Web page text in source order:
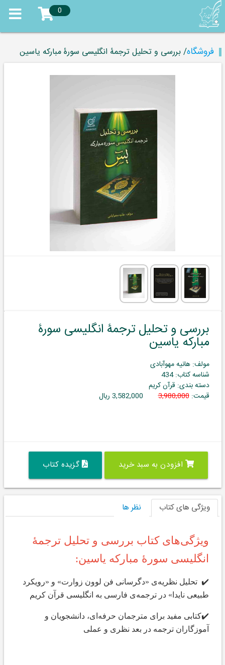
0
فروشگاه/ بررسی و تحلیل ترجمۀ انگلیسی سورۀ مبارکه یاسین
بررسی و تحلیل ترجمۀ انگلیسی سورۀ
مبارکه یاسین
مولف: هانیه مهوآبادی
شناسه کتاب: 434
دسته بندی: قرآن کریم
قیمت:3,980,000 3,582,000 ریال
افزودن به سبد خرید گزیده کتاب
ویژگی های کتاب نظر ها
ویژگی‌های کتاب بررسی و تحلیل ترجمۀ
انگلیسی سورۀ مبارکه یاسین:
✔️ تحلیل نظریه‌ی «دگرسانی فن لوون زوارت» و «رویکرد
طبیعی نایدا» در ترجمه‌ی فارسی به انگلیسی قرآن کریم
✔️کتابی مفید برای مترجمان حرفه‌ای، دانشجویان و
آموزگاران ترجمه در بعد نظری و عملی